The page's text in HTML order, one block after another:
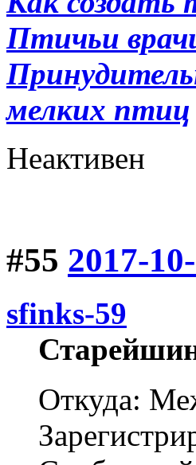
Птичьи
мелких птиц
Неактивен
#55 2017-
sfinks-59
Откуда: